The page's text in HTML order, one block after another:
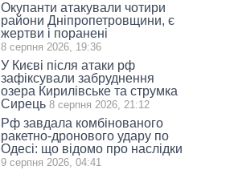
Окупанти атакували чотири
райони Дніпропетровщини, є
жертви і поранені
8 серпня 2026, 19:36
У Києві після атаки рф
зафіксували забруднення
озера Кирилівське та струмка
Сирець 8 серпня 2026, 21:12
Рф завдала комбінованого
ракетно-дронового удару по
Одесі: що відомо про наслідки
9 серпня 2026, 04:41